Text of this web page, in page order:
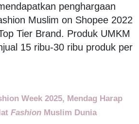
penghargaan
Muslim on Shopee 2022
Tier Brand. Produk UMKM
15 ribu-30 ribu produk per
Week 2025, Mendag Harap
Fashion Muslim Dunia